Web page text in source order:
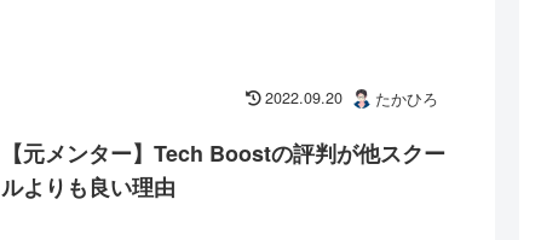
2022.09.20 たかひろ
【元メンター】Tech Boostの評判が他スクー
ルよりも良い理由